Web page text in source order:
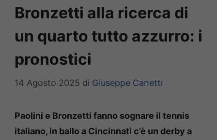
Bronzetti alla ricerca di
un quarto tutto azzurro: i
pronostici
14 Agosto 2025 di Giuseppe Canetti
Paolini e Bronzetti fanno sognare il tennis
italiano, in ballo a Cincinnati c’è un derby a